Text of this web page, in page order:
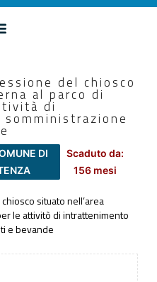
del chiosco
al parco di
di
DI
Scaduto da:
156 mesi
situato nell’area
le attivitò di intrattenimento
e bevande